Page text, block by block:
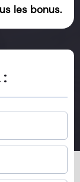
les bonus.